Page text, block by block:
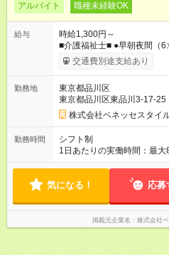
アルバイト 職種未経験OK
給与
時給1,300円～
■介護福祉士■ ●早朝夜間（
1500円～ ●日中帯（8:00～18:00
■ ●早朝夜間（6:00～8:00
なる場合、居住支援特別手
資格を取得した場合は手当
【試用期間】試用期間なし
交通費別途支給あり
勤務地
東京都品川区
東京都品川区東品川3-17-25
株式会社ベネッセスタイ
勤務時間
シフト制
1日あたりの実働時間：最
16:00 【日勤】08:00～
す。 詳細の勤務時間につ
気になる！ 応募
掲載元企業名 株式会社